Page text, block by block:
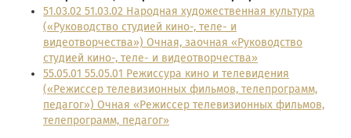
51.03.02 51.03.02 Народная художественная культура
(«Руководство студией кино-, теле- и
видеотворчества») Очная, заочная «Руководство
студией кино-, теле- и видеотворчества»
55.05.01 55.05.01 Режиссура кино и телевидения
(«Режиссер телевизионных фильмов, телепрограмм,
педагог») Очная «Режиссер телевизионных фильмов,
телепрограмм, педагог»